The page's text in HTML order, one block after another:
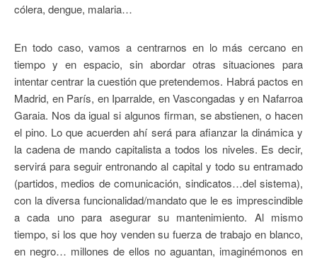
cólera, dengue, malaria…
En todo caso, vamos a centrarnos en lo más cercano en
tiempo y en espacio, sin abordar otras situaciones para
intentar centrar la cuestión que pretendemos. Habrá pactos en
Madrid, en París, en Iparralde, en Vascongadas y en Nafarroa
Garaia. Nos da igual si algunos firman, se abstienen, o hacen
el pino. Lo que acuerden ahí será para afianzar la dinámica y
la cadena de mando capitalista a todos los niveles. Es decir,
servirá para seguir entronando al capital y todo su entramado
(partidos, medios de comunicación, sindicatos…del sistema),
con la diversa funcionalidad/mandato que le es imprescindible
a cada uno para asegurar su mantenimiento. Al mismo
tiempo, si los que hoy venden su fuerza de trabajo en blanco,
en negro… millones de ellos no aguantan, imaginémonos en